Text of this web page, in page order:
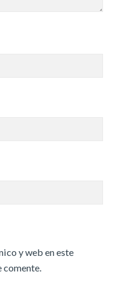
y web en este
comente.